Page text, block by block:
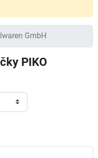
GmbH
PIKO